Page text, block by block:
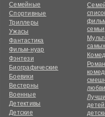
Семейные
Спортивные
Триллеры
Ужасы
Фантастика
Фильм-нуар
Фэнтези
Биографические
Боевики
Вестерны
Военные
Детективы
Детские
семьи
любви